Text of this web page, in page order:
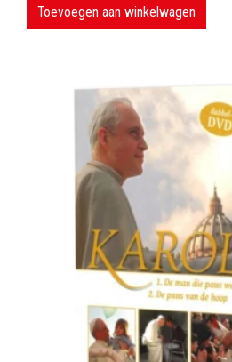
Toevoegen aan winkelwagen